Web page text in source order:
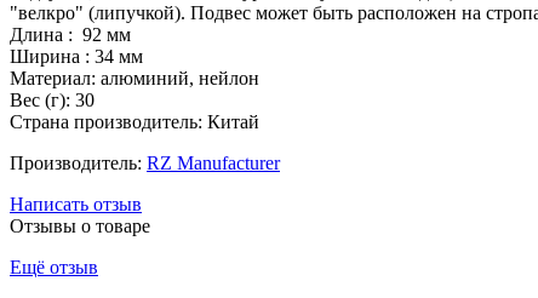
"велкро" (липучкой). Подвес может
Длина : 92 мм
Ширина : 34 мм
Материал: алюминий, нейлон
Вес (г): 30
Страна производитель: Китай
Производитель: RZ Manufacturer
Написать отзыв
Отзывы о товаре
Ещё отзыв